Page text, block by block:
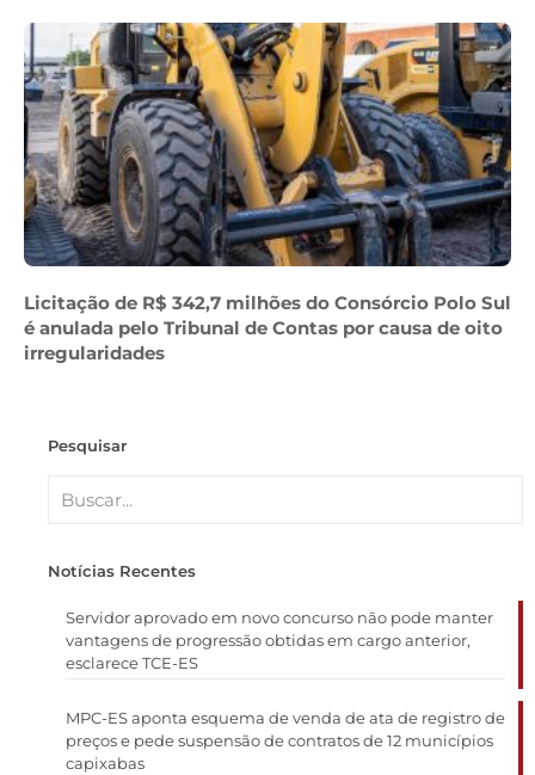
Licitação de R$ 342,7 milhões do Consórcio Polo Sul
é anulada pelo Tribunal de Contas por causa de oito
irregularidades
Pesquisar
Notícias Recentes
Servidor aprovado em novo concurso não pode manter
vantagens de progressão obtidas em cargo anterior,
esclarece TCE-ES
MPC-ES aponta esquema de venda de ata de registro de
preços e pede suspensão de contratos de 12 municípios
capixabas